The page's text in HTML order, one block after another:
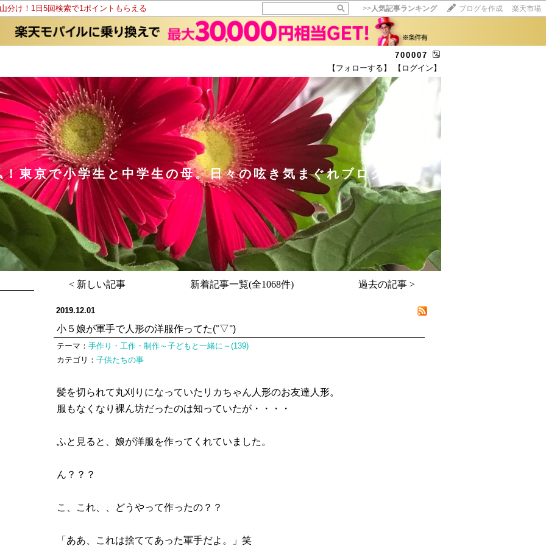
分け！1日5回検索で1ポイントもらえる >>人気記事ランキング ブログを作成 楽天市場
700007
【フォローする】
【ログイン】
東京で小学生と中学生の母。日々の呟き気まぐれブログ
< 新しい記事 新着記事一覧(全1068件) 過去の記事 >
2019.12.01
小５娘が軍手で人形の洋服作ってた(°▽°)
テーマ：手作り・工作・制作～子どもと一緒に～(139)
カテゴリ：子供たちの事
髪を切られて丸刈りになっていたリカちゃん人形のお友達人形。
服もなくなり裸ん坊だったのは知っていたが・・・・
ふと見ると、娘が洋服を作ってくれていました。
ん？？？
こ、これ、、どうやって作ったの？？
「ああ、これは捨ててあった軍手だよ。」笑